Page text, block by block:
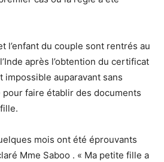
l’enfant du couple sont rentrés au
après l’obtention du certificat
impossible auparavant sans
faire établir des documents
mois ont été éprouvants
Mme Saboo . « Ma petite fille a